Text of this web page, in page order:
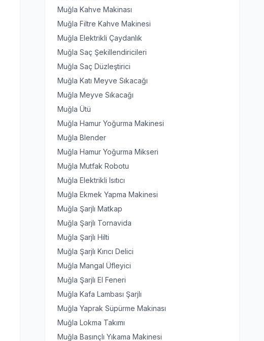
Muğla Kahve Makinası
Muğla Filtre Kahve Makinesi
Muğla Elektrikli Çaydanlık
Muğla Saç Şekillendiricileri
Muğla Saç Düzleştirici
Muğla Katı Meyve Sıkacağı
Muğla Meyve Sıkacağı
Muğla Ütü
Muğla Hamur Yoğurma Makinesi
Muğla Blender
Muğla Hamur Yoğurma Mikseri
Muğla Mutfak Robotu
Muğla Elektrikli Isıtıcı
Muğla Ekmek Yapma Makinesi
Muğla Şarjlı Matkap
Muğla Şarjlı Tornavida
Muğla Şarjlı Hilti
Muğla Şarjlı Kırıcı Delici
Muğla Mangal Üfleyici
Muğla Şarjlı El Feneri
Muğla Kafa Lambası Şarjlı
Muğla Yaprak Süpürme Makinası
Muğla Lokma Takımı
Muğla Basınçlı Yıkama Makinesi